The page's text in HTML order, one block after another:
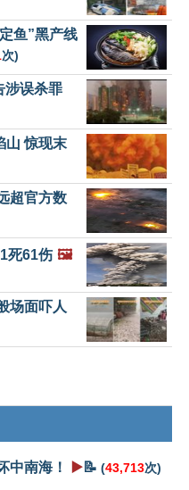
鱼”黑产线
次)
涉误杀罪
山 惊现末
超官方数
死61伤 🖼️
场面吓人
中南海！ ▶️📝 (43,713次)